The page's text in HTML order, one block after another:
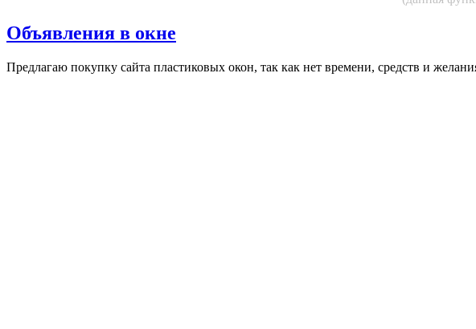
Объявления в окне
Пред­ла­гаю по­куп­ку сай­та плас­ти­ковых окон, так как нет вре­мени, средств и